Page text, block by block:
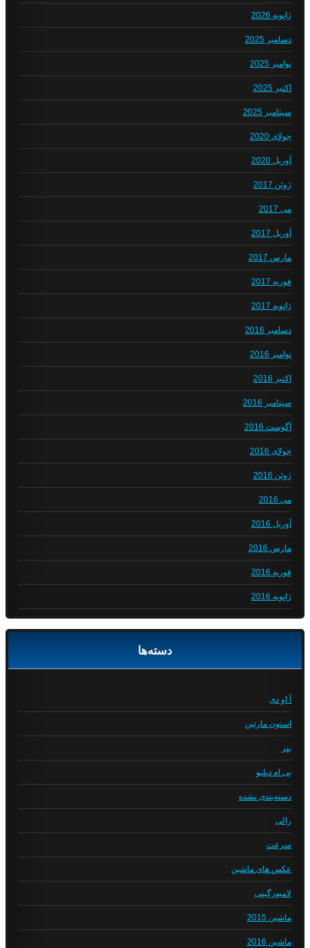
ژانویه 2026
دسامبر 2025
نوامبر 2025
اکتبر 2025
سپتامبر 2025
جولای 2020
آوریل 2020
ژوئن 2017
می 2017
آوریل 2017
مارس 2017
فوریه 2017
ژانویه 2017
دسامبر 2016
نوامبر 2016
اکتبر 2016
سپتامبر 2016
آگوست 2016
جولای 2016
ژوئن 2016
می 2016
آوریل 2016
مارس 2016
فوریه 2016
ژانویه 2016
دسته‌ها
آ او دی
استون مارتین
بنز
بی ام دبلیو
دسته‌بندی نشده
رالی
سرعت
عکس های ماشین
لامبورگینی
ماشین 2015
ماشین 2016